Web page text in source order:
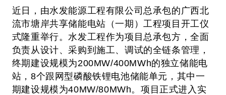
近日，由水发能源工程有限公司总承包的广西北
流市塘岸共享储能电站（一期）工程项目开工仪
式隆重举行。水发工程作为项目总承包方，全面
负责从设计、采购到施工、调试的全链条管理，
终期建设规模为200MW/400MWh的独立储能电
站，8个跟网型磷酸铁锂电池储能单元，其中一
期建设规模为40MW/80MWh。项目正式进入实